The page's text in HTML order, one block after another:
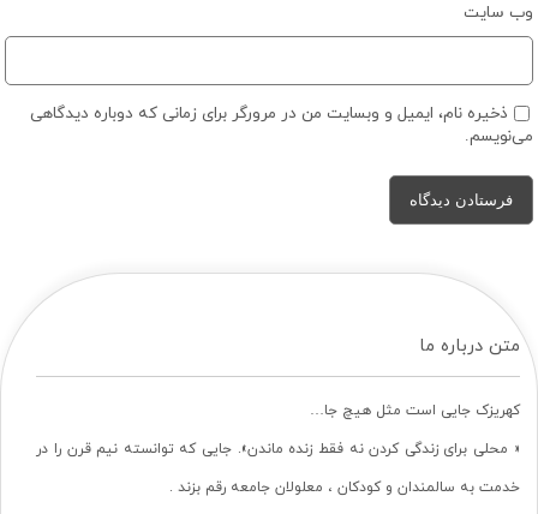
وب‌ سایت
ذخیره نام، ایمیل و وبسایت من در مرورگر برای زمانی که دوباره دیدگاهی
می‌نویسم.
متن درباره ما
کهریزک جایی است مثل هیچ جا…
« محلی برای زندگی کردن نه فقط زنده ماندن». جایی که توانسته نیم قرن را در
خدمت به سالمندان و کودکان ، معلولان جامعه رقم بزند .